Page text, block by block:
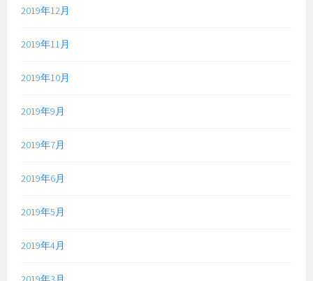
2019年12月
2019年11月
2019年10月
2019年9月
2019年7月
2019年6月
2019年5月
2019年4月